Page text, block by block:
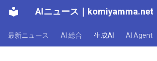
AIニュース komiyamma.net
最新ニュース AI 総合 生成AI AI Agent
2026-07-08
2026-07-06